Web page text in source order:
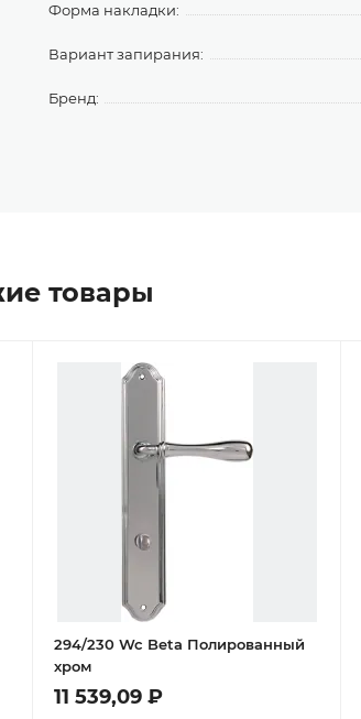
Форма накладки:
Вариант запирания:
Бренд:
товары
294/230 Wc Beta Полированный
хром
11 539,09 ₽